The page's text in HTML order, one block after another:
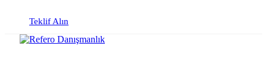
Teklif Alın